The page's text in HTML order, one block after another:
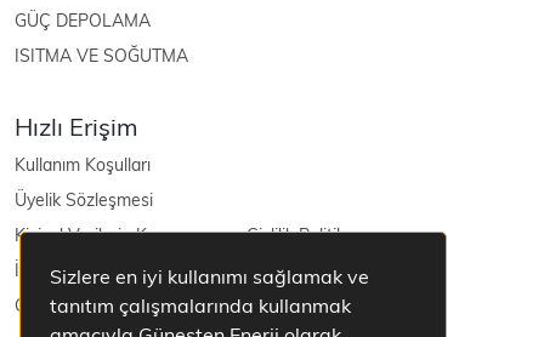
Sizlere en iyi kullanımı sağlamak ve
tanıtım çalışmalarında kullanmak
GÜÇ DEPOLAMA
ISITMA VE SOĞUTMA
Hızlı Erişim
Kullanım Koşulları
Üyelik Sözleşmesi
Kişisel Verilerin Korunması ve Gizlilik Politikası
İptal ve İade Şartları
Güneş Enerjisi